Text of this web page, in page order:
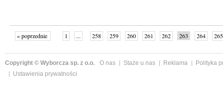
« poprzednie 1 ... 258 259 260 261 262 263 264
265
Copyright © Wyborcza sp. z o.o. O nas Staże u nas Reklama
Polityka
Ustawienia prywatności